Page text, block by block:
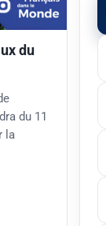
du
du 11
la